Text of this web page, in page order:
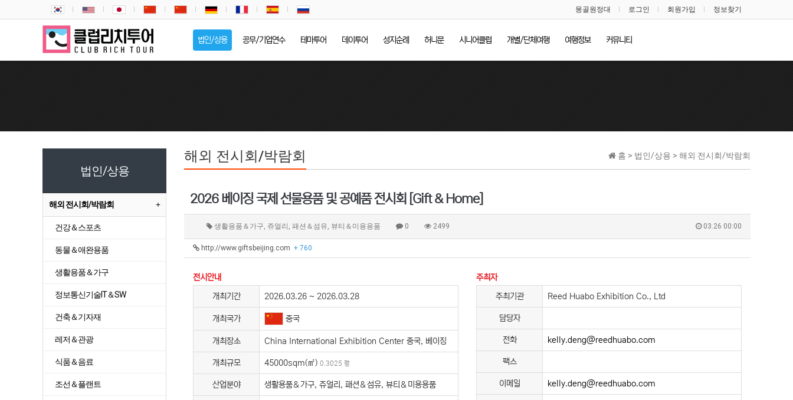
몽골원정대 로그인 회원가입 정보찾기
법인/상용 공무/기업연수 테마투어 데이투어 성지순례 허니문 시니어클럽 개별/단체여행 여행정보 커뮤니티
홈 > 법인/상용 > 해외 전시회/박람회
해외 전시회/박람회
2026 베이징 국제 선물용품 및 공예품 전시회 [Gift & Home]
생활용품＆가구, 쥬얼리, 패션＆섬유, 뷰티＆미용용품 0 2499 03.26 00:00
http://www.giftsbeijing.com + 760
전시안내
개최기간
2026.03.26 ~ 2026.03.28
개최국가 중국
개최장소 China International Exhibition Center 중국, 베이징
개최규모 45000sqm(㎡) 0.3025 평
산업분야 생활용품＆가구, 쥬얼리, 패션＆섬유, 뷰티＆미용용품
주최자
주최기관
Reed Huabo Exhibition Co., Ltd
담당자
전화 kelly.deng@reedhuabo.com
팩스
이메일 kelly.deng@reedhuabo.com
법인/상용
해외 전시회/박람회
건강＆스포츠
동물＆애완용품
생활용품＆가구
정보통신기술IT＆SW
건축＆기자재
레저＆관광
식품＆음료
조선＆플랜트